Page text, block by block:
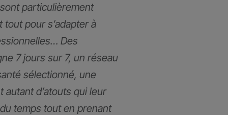
particulièrement
tout pour s’adapter à
Des
7 jours sur 7, un réseau
sélectionné, une
autant d’atouts qui leur
temps tout en prenant